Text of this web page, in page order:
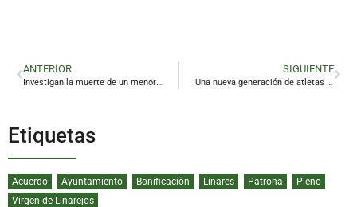
ANTERIOR
Investigan la muerte de un menor en el interior vehículo en Linares
SIGUIENTE
Una nueva generación de atletas linarenses se abre paso en el circuito provincial
Etiquetas
Acuerdo Ayuntamiento Bonificación Linares Patrona
Pleno
Virgen de Linarejos